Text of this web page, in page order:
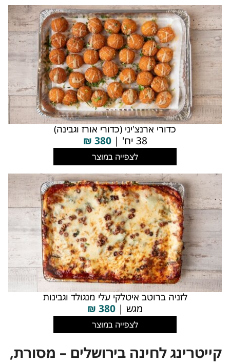
כדורי ארנצ'יני (כדורי אורז וגבינה)
38 יח' | 380
₪
לצפייה במוצר
לזניה ברוטב איטלקי עלי מנגולד וגבינות
מגש | 380
₪
לצפייה במוצר
קייטרינג לחינה בירושלים – מסורת,